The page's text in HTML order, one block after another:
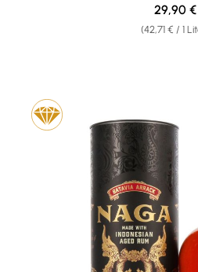
(42,71 € / 1
29,90 €